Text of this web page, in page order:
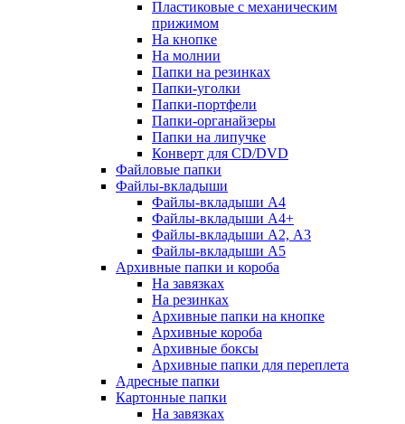
Пластиковые с механическим
прижимом
На кнопке
На молнии
Папки на резинках
Папки-уголки
Папки-портфели
Папки-органайзеры
Папки на липучке
Конверт для CD/DVD
Файловые папки
Файлы-вкладыши
Файлы-вкладыши А4
Файлы-вкладыши А4+
Файлы-вкладыши А2, А3
Файлы-вкладыши А5
Архивные папки и короба
На завязках
На резинках
Архивные папки на кнопке
Архивные короба
Архивные боксы
Архивные папки для переплета
Адресные папки
Картонные папки
На завязках